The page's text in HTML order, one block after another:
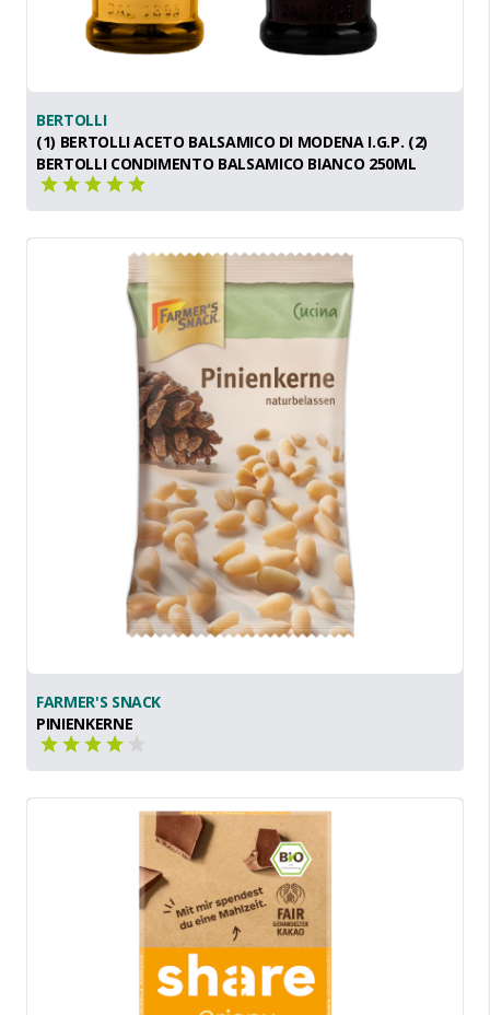
BERTOLLI
(1) BERTOLLI ACETO BALSAMICO DI MODENA I.G.P. (2)
BERTOLLI CONDIMENTO BALSAMICO BIANCO 250ML
FARMER'S SNACK
PINIENKERNE